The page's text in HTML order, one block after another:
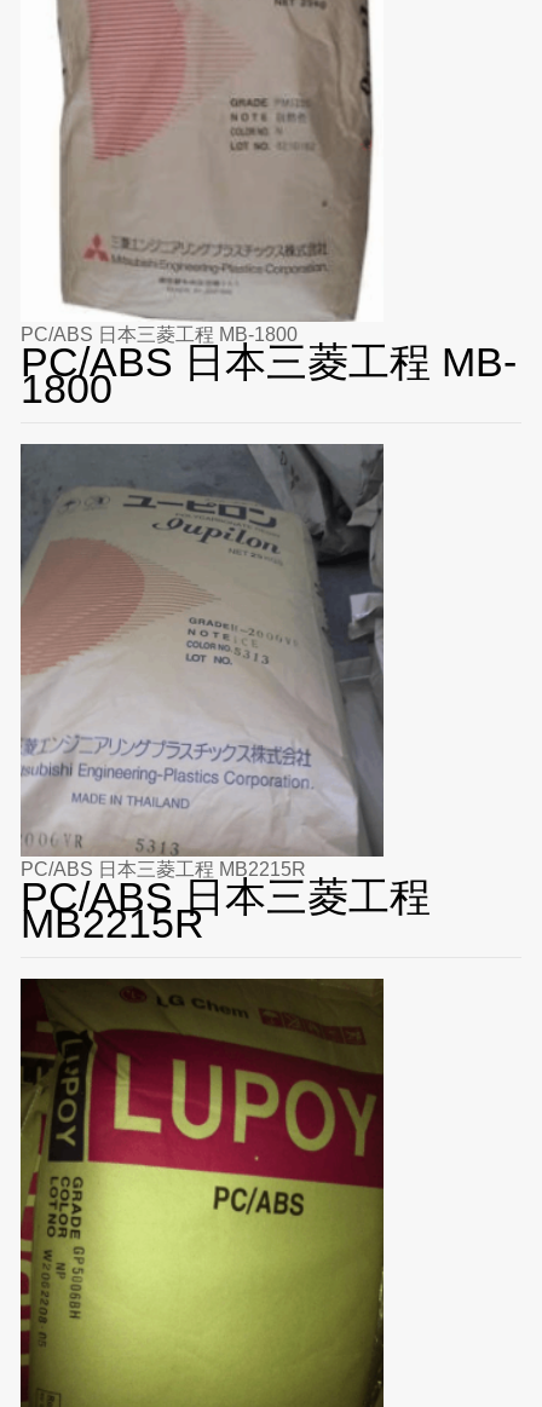
PC/ABS 日本三菱工程 MB-1800
PC/ABS 日本三菱工程 MB-
1800
PC/ABS 日本三菱工程 MB2215R
PC/ABS 日本三菱工程
MB2215R